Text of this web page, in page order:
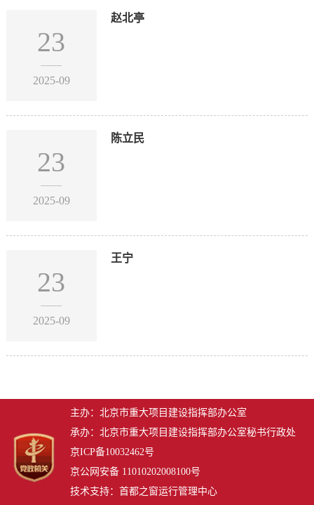
23
2025-09
赵北亭
23
2025-09
陈立民
23
2025-09
王宁
主办：北京市重大项目建设指挥部办公室
承办：北京市重大项目建设指挥部办公室秘书行政处
京ICP备10032462号
京公网安备 11010202008100号
技术支持：首都之窗运行管理中心